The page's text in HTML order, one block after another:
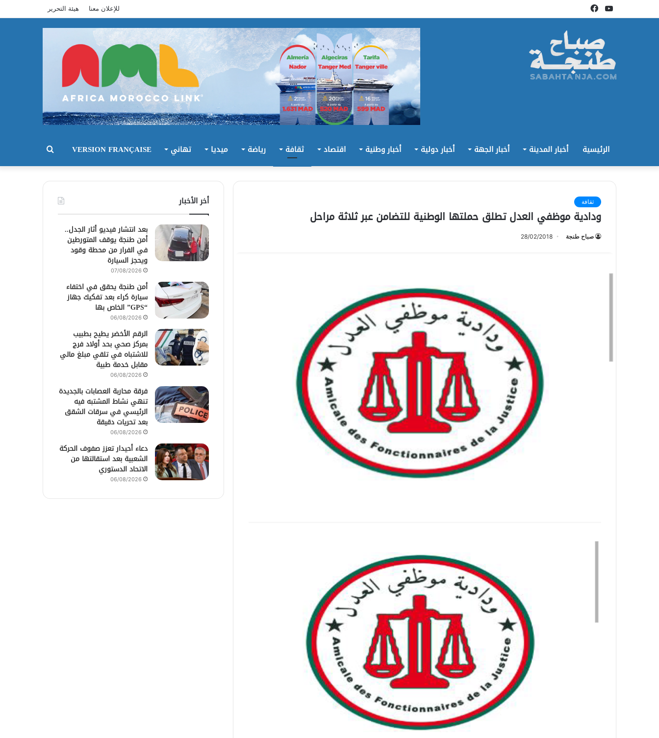
فيسبوكيوتيوب للإعلان معنا هيئة التحرير
الرئيسية أخبار المدينة أخبار الجهة أخبار دولية أخبار وطنية اقتصاد ثقافة رياضة ميديا تهاني VERSION FRANÇAISE بحث
ثقافة
ودادية موظفي العدل تطلق حملتها الوطنية للتضامن عبر ثلاثة مراحل
صباح طنجة 28/02/2018
أخر الأخبار
بعد انتشار فيديو أثار الجدل..
أمن طنجة يوقف المتورطين
في الفرار من محطة وقود
ويحجز السيارة
07/08/2026
أمن طنجة يحقق في اختفاء
سيارة كراء بعد تفكيك جهاز
“GPS” الخاص بها
06/08/2026
الرقم الأخضر يطيح بطبيب
بمركز صحي بحد أولاد فرج
للاشتباه في تلقي مبلغ مالي
مقابل خدمة طبية
06/08/2026
فرقة محاربة العصابات بالجديدة
تنهي نشاط المشتبه فيه
الرئيسي في سرقات الشقق
بعد تحريات دقيقة
06/08/2026
دعاء أحيدار تعزز صفوف الحركة
الشعبية بعد استقالتها من
الاتحاد الدستوري
06/08/2026